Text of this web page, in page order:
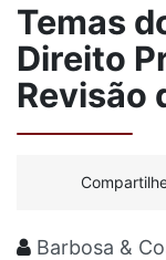
Temas
Direito
Revisão
Barbosa &